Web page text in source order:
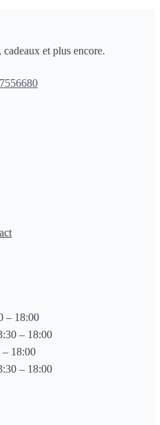
et plus encore.
– 18:00
– 18:00
– 18:00
– 18:00